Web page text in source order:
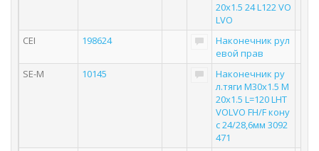
20x1.5 24 L122 VO
LVO
CEI
198624
Наконечник рул
евой прав
SE-M
10145
Наконечник ру
л.тяги M30x1.5 M
20x1.5 L=120 LHT
VOLVO FH/F кону
с 24/28,6мм 3092
471